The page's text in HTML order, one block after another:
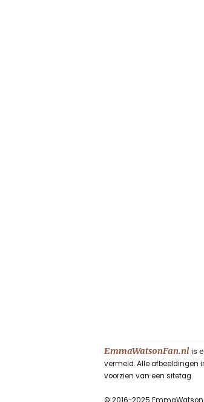
EmmaWatsonFan.nl is
vermeld. Alle afbeeldingen
voorzien van een sitetag.
© 2016-2025